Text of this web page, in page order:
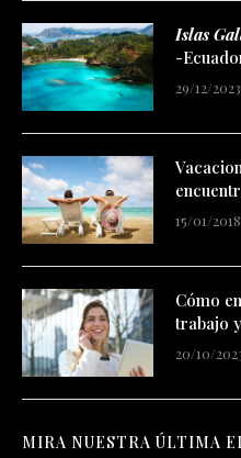
Islas
-
29/12/2023
15/01/2018
Cómo
trabajo
20/10/
MIRA NUESTRA ÚLTIMA